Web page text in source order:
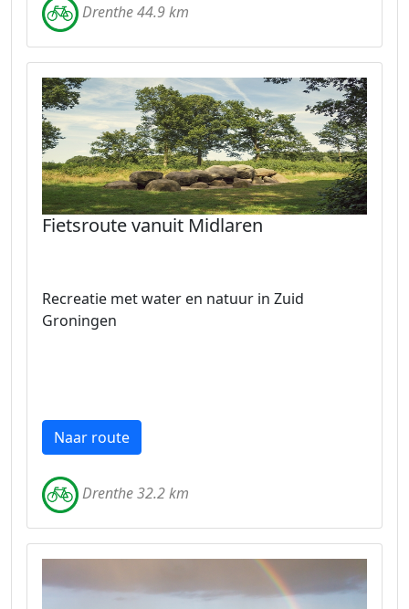
Drenthe 44.9 km
Fietsroute vanuit Midlaren
Recreatie met water en natuur in Zuid
Groningen
Naar route
Drenthe 32.2 km